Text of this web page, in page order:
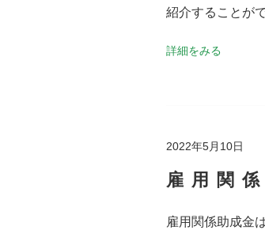
紹介することが
詳細をみる
2022年5月10日
雇用関
雇用関係助成金